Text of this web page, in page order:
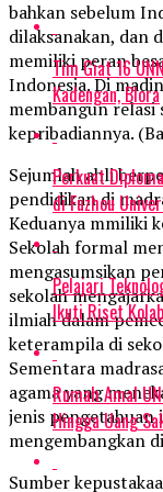
bahkan sebelum
dilaksanakan, dan
memiliki peran
Indonesia. Di
membangun relasi
kepribadiannya.
Sejumlah ahli
pendidikan di
Keduanya mmiliki
Sekolah formal
mengasumsikan
sekolah
ilmiah dalam
keterampila di
Sementara
agama yang
jenis pengetahuan
mengembangkan
Sumber
Tim Giat 16
Kadengan, Blora
Perkuat
di Fuzhou
Pelajari
Ikuti Riset
Rumah Amal
Hingga Uang